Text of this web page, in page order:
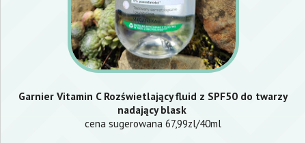
Garnier Vitamin C Rozświetlający fluid z SPF50 do twarzy
nadający blask
cena sugerowana 67,99zl/40ml